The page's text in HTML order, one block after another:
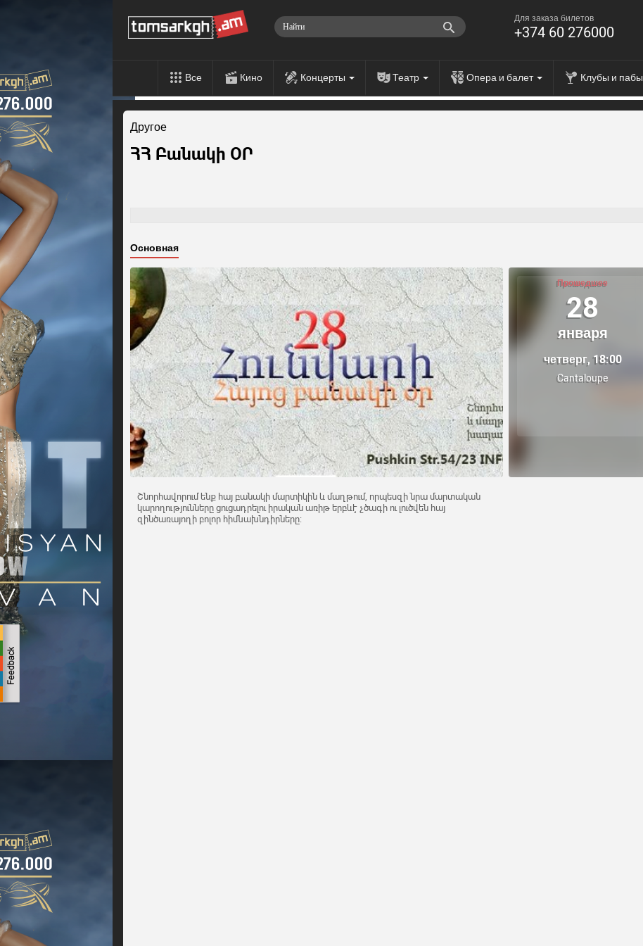
Для заказа билетов
+374 60 276000
Все Кино Концерты Театр Опера и балет Клубы и пабы
Другое
ՀՀ Բանակի ՕՐ
Основная
Прошедшее
28
января
четверг, 18:00
Cantaloupe
Շնորհավորում ենք հայ բանակի մարտիկին և մաղթում, որպեսզի նրա մարտական
կարողությունները ցուցադրելու իրական առիթ երբևէ չծագի ու լուծվեն հայ
զինծառայողի բոլոր հիմնախնդիրները: